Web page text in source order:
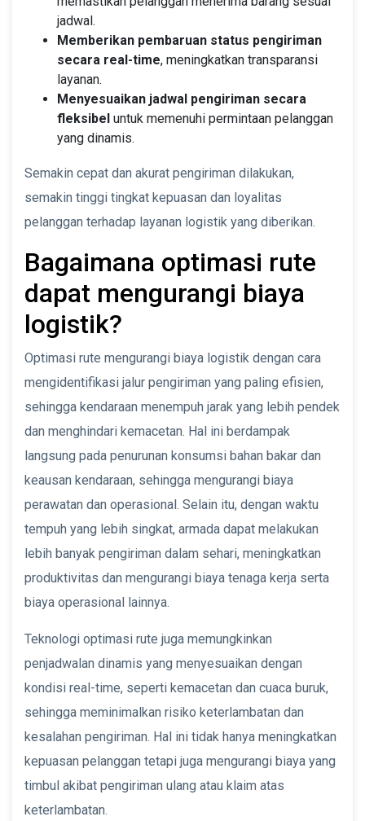
jadwal.
Memberikan pembaruan status pengiriman
secara real-time, meningkatkan transparansi
layanan.
Menyesuaikan jadwal pengiriman secara
fleksibel untuk memenuhi permintaan pelanggan
yang dinamis.
Semakin cepat dan akurat pengiriman dilakukan,
semakin tinggi tingkat kepuasan dan loyalitas
pelanggan terhadap layanan logistik yang diberikan.
Bagaimana optimasi rute
dapat mengurangi biaya
logistik?
Optimasi rute mengurangi biaya logistik dengan cara
mengidentifikasi jalur pengiriman yang paling efisien,
sehingga kendaraan menempuh jarak yang lebih pendek
dan menghindari kemacetan. Hal ini berdampak
langsung pada penurunan konsumsi bahan bakar dan
keausan kendaraan, sehingga mengurangi biaya
perawatan dan operasional. Selain itu, dengan waktu
tempuh yang lebih singkat, armada dapat melakukan
lebih banyak pengiriman dalam sehari, meningkatkan
produktivitas dan mengurangi biaya tenaga kerja serta
biaya operasional lainnya.
Teknologi optimasi rute juga memungkinkan
penjadwalan dinamis yang menyesuaikan dengan
kondisi real-time, seperti kemacetan dan cuaca buruk,
sehingga meminimalkan risiko keterlambatan dan
kesalahan pengiriman. Hal ini tidak hanya meningkatkan
kepuasan pelanggan tetapi juga mengurangi biaya yang
timbul akibat pengiriman ulang atau klaim atas
keterlambatan.